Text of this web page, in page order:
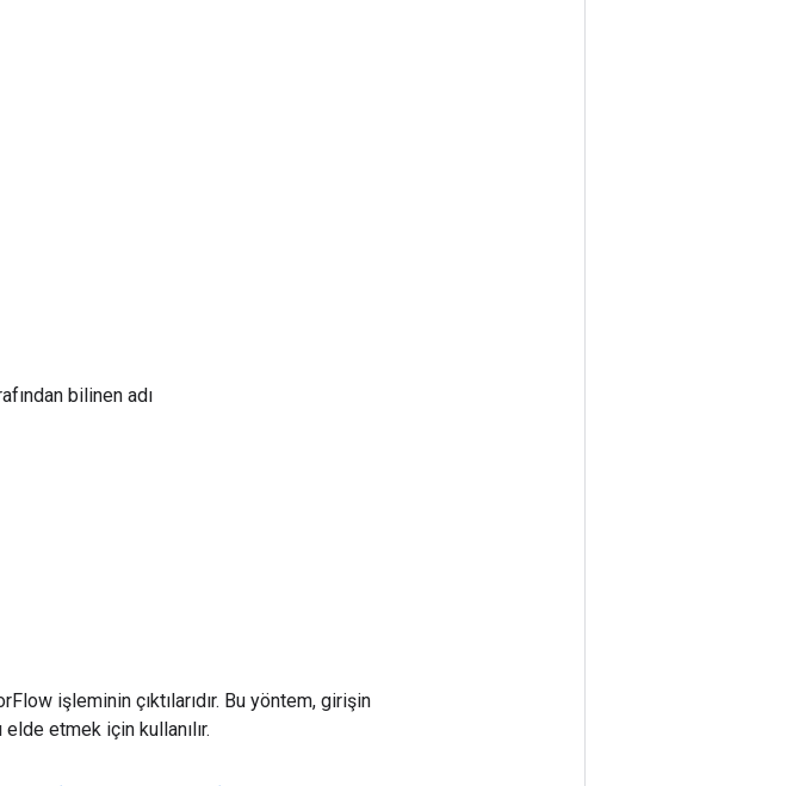
bilinen adı
işleminin çıktılarıdır. Bu yöntem, girişin
etmek için kullanılır.